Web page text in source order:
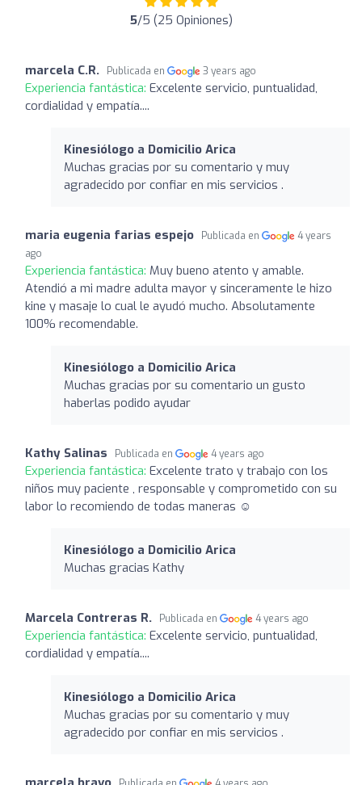
5/5 (25 Opiniones)
marcela C.R. Publicada en 3 years ago
Experiencia fantástica: Excelente servicio, puntualidad,
cordialidad y empatía....
Kinesiólogo a Domicilio Arica
Muchas gracias por su comentario y muy
agradecido por confiar en mis servicios .
maria eugenia farias espejo Publicada en
4 years
ago
Experiencia fantástica: Muy bueno atento y amable.
Atendió a mi madre adulta mayor y sinceramente le hizo
kine y masaje lo cual le ayudó mucho. Absolutamente
100% recomendable.
Kinesiólogo a Domicilio Arica
Muchas gracias por su comentario un gusto
haberlas podido ayudar
Kathy Salinas Publicada en 4 years ago
Experiencia fantástica: Excelente trato y trabajo con los
niños muy paciente , responsable y comprometido con su
labor lo recomiendo de todas maneras ☺️
Kinesiólogo a Domicilio Arica
Muchas gracias Kathy
Marcela Contreras R. Publicada en 4 years ago
Experiencia fantástica: Excelente servicio, puntualidad,
cordialidad y empatía....
Kinesiólogo a Domicilio Arica
Muchas gracias por su comentario y muy
agradecido por confiar en mis servicios .